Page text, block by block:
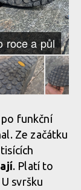
roce a půl
funkční
Ze začátku
. Platí to
svršku